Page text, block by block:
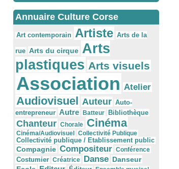
Annuaire Culture Corse
Art contemporain Artiste Arts de la
rue Arts du cirque Arts
plastiques Arts visuels
Association Atelier
Audiovisuel Auteur Auto-
entrepreneur Autre Batteur Bibliothèque
Chanteur Chorale Cinéma
Cinéma/Audiovisuel
Collectivité Publique
Collectivité publique / Etablissement public
Compagnie Compositeur Conférence
Costumier Créatrice Danse Danseur